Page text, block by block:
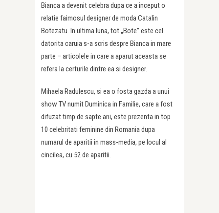
Bianca a devenit celebra dupa ce a inceput o
relatie faimosul designer de moda Catalin
Botezatu. In ultima luna, tot „Bote” este cel
datorita caruia s-a scris despre Bianca in mare
parte – articolele in care a aparut aceasta se
refera la certurile dintre ea si designer.
Mihaela Radulescu, si ea o fosta gazda a unui
show TV numit Duminica in Familie, care a fost
difuzat timp de sapte ani, este prezenta in top
10 celebritati feminine din Romania dupa
numarul de aparitii in mass-media, pe locul al
cincilea, cu 52 de aparitii.